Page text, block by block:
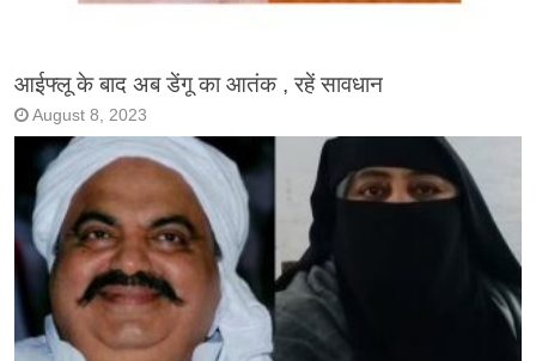
आईफ्लू के बाद अब डेंगू का आतंक , रहें सावधान
August 8, 2023